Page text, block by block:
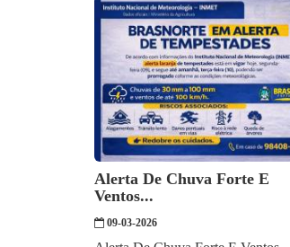
Alerta De Chuva Forte E
Ventos...
09-03-2026